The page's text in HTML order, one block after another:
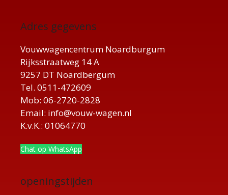
Adres gegevens
Vouwwagencentrum Noardburgum
Rijksstraatweg 14 A
9257 DT Noardbergum
Tel. 0511-472609
Mob: 06-2720-2828
Email: info@vouw-wagen.nl
K.v.K.: 01064770
Chat op WhatsApp
openingstijden